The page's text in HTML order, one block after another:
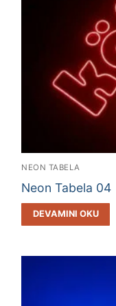
NEON TABELA
Neon Tabela 04
DEVAMINI OKU